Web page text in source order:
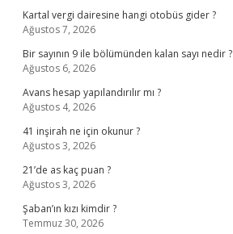
Kartal vergi dairesine hangi otobüs gider ?
Ağustos 7, 2026
Bir sayının 9 ile bölümünden kalan sayı nedir ?
Ağustos 6, 2026
Avans hesap yapılandırılır mı ?
Ağustos 4, 2026
41 inşirah ne için okunur ?
Ağustos 3, 2026
21’de as kaç puan ?
Ağustos 3, 2026
Şaban’ın kızı kimdir ?
Temmuz 30, 2026